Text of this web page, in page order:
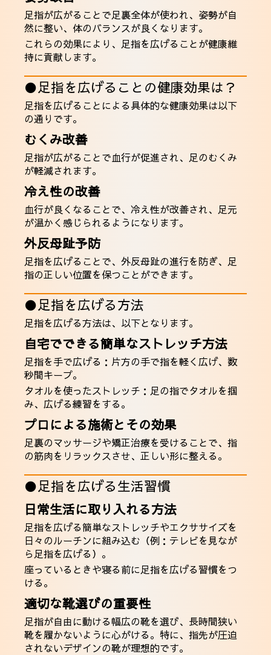
足指が広がることで足裏全体が使われ、姿勢が自
然に整い、体のバランスが良くなります。
これらの効果により、足指を広げることが健康維
持に貢献します。
●足指を広げることの健康効果は？
足指を広げることによる具体的な健康効果は以下
の通りです。
むくみ改善
足指が広がることで血行が促進され、足のむくみ
が軽減されます。
冷え性の改善
血行が良くなることで、冷え性が改善され、足元
が温かく感じられるようになります。
外反母趾予防
足指を広げることで、外反母趾の進行を防ぎ、足
指の正しい位置を保つことができます。
●足指を広げる方法
足指を広げる方法は、以下となります。
自宅でできる簡単なストレッチ方法
足指を手で広げる：片方の手で指を軽く広げ、数
秒間キープ。
タオルを使ったストレッチ：足の指でタオルを掴
み、広げる練習をする。
プロによる施術とその効果
足裏のマッサージや矯正治療を受けることで、指
の筋肉をリラックスさせ、正しい形に整える。
●足指を広げる生活習慣
日常生活に取り入れる方法
足指を広げる簡単なストレッチやエクササイズを
日々のルーチンに組み込む（例：テレビを見なが
ら足指を広げる）。
座っているときや寝る前に足指を広げる習慣をつ
ける。
適切な靴選びの重要性
足指が自由に動ける幅広の靴を選び、長時間狭い
靴を履かないように心がける。特に、指先が圧迫
されないデザインの靴が理想的です。